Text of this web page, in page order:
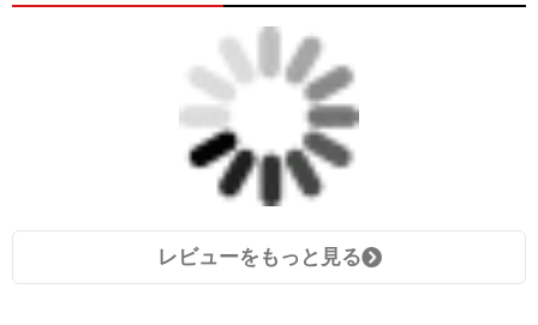
レビューをもっと見る